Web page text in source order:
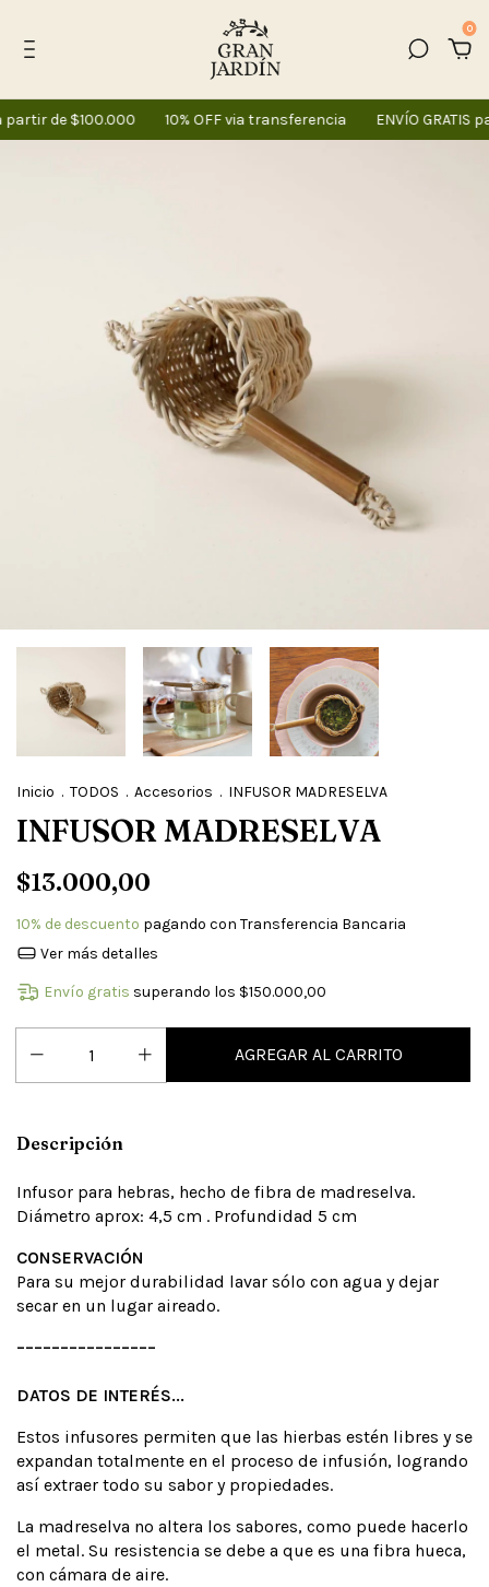
0
partir de $100.000 10% OFF via transferencia ENVÍO GRATIS
Inicio . TODOS . Accesorios . INFUSOR MADRESELVA
INFUSOR MADRESELVA
$13.000,00
10% de descuento pagando con Transferencia Bancaria
Ver más detalles
Envío gratis superando los $150.000,00
Descripción
Infusor para hebras, hecho de fibra de madreselva.
Diámetro aprox: 4,5 cm . Profundidad 5 cm
CONSERVACIÓN
Para su mejor durabilidad lavar sólo con agua y dejar
secar en un lugar aireado.
––––––––––––––––
DATOS DE INTERÉS...
Estos infusores permiten que las hierbas estén libres y se
expandan totalmente en el proceso de infusión, logrando
así extraer todo su sabor y propiedades.
La madreselva no altera los sabores, como puede hacerlo
el metal. Su resistencia se debe a que es una fibra hueca,
con cámara de aire.